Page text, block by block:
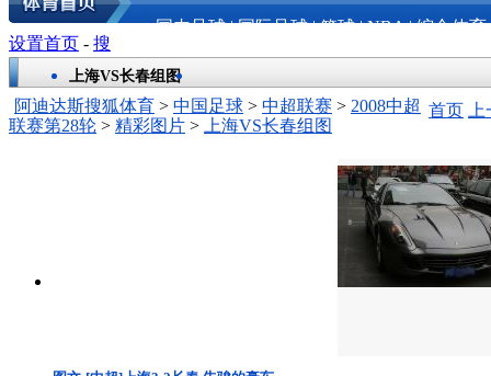
国内足球|国际足球|篮球|NBA|综合体育
上海VS长春组图
阿迪达斯搜狐体育 > 中国足球 > 中超联赛 > 2008中超
联赛第28轮 > 精彩图片 > 上海VS长春组图
首页
设置首页 - 搜